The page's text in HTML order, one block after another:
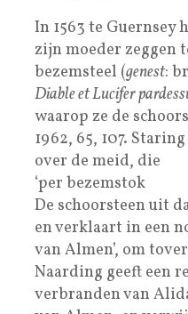
In 1563 te
zijn moeder zeggen
bezemsteel (genest:
Diable et Lucifer
waarop ze de
1962, 65, 107.
over de meid, die
‘per bezemstok
De schoorsteen uit
en verklaart in een
van Almen’, om
Naarding geeft een
verbranden van